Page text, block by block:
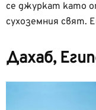
се джуркат като
сухоземния свят.
Дахаб,